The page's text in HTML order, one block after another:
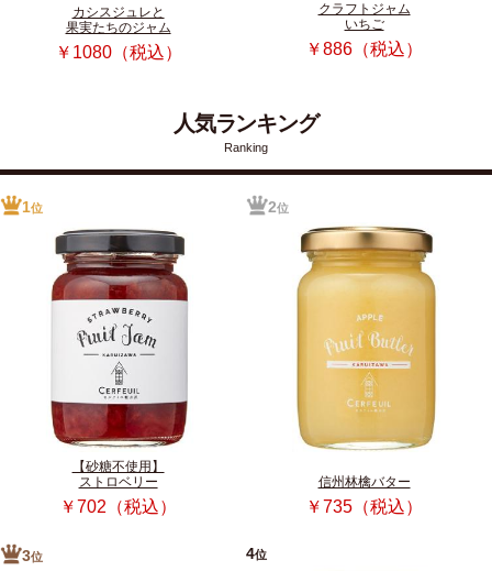
カシスジュレと
果実たちのジャム
￥1080（税込）
クラフトジャム
いちご
￥886（税込）
人気ランキング
Ranking
1位
【砂糖不使用】
ストロベリー
￥702（税込）
2位
信州林檎バター
￥735（税込）
3位 4位